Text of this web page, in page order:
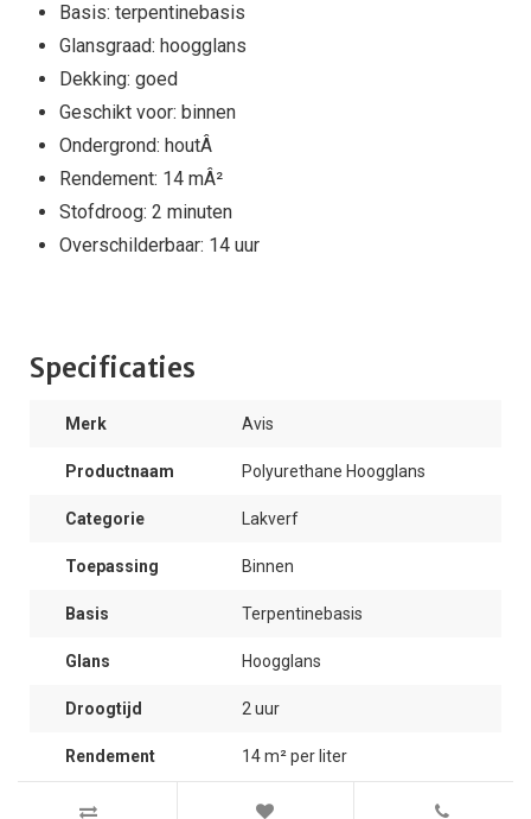
Basis: terpentinebasis
Glansgraad: hoogglans
Dekking: goed
Geschikt voor: binnen
Ondergrond: houtÂ
Rendement: 14 mÂ²
Stofdroog: 2 minuten
Overschilderbaar: 14 uur
Specificaties
Merk Avis
Productnaam Polyurethane Hoogglans
Categorie Lakverf
Toepassing Binnen
Basis Terpentinebasis
Glans Hoogglans
Droogtijd 2 uur
Rendement 14 m² per liter